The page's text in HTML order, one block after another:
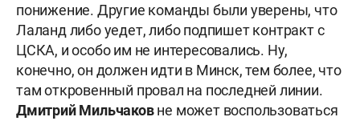
понижение. Другие команды были уверены, что
Лаланд либо уедет, либо подпишет контракт с
ЦСКА, и особо им не интересовались. Ну,
конечно, он должен идти в Минск, тем более, что
там откровенный провал на последней линии.
Дмитрий Мильчаковне может воспользоваться